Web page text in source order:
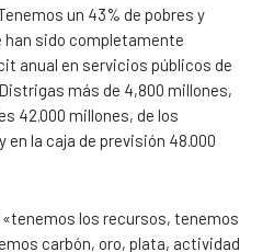
un 43% de pobres y
han sido completamente
anual en servicios públicos de
más de 4,800 millones,
42.000 millones, de los
en la caja de previsión 48.000
los recursos, tenemos
carbón, oro, plata, actividad